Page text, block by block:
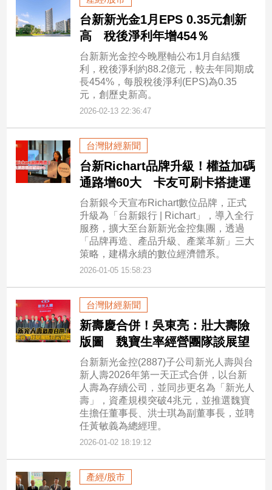
台新新光金1月EPS 0.35元創新
高 稅後淨利年增454％
台新新光金控今晚壓軸公布1月自結獲
利，稅後淨利約88.2億元，較去年同期成
長454%，每股稅後淨利(EPS)為0.35
元，創歷史新高。
2026-02-13 22:36:47
台灣財經新聞
台新Richart品牌升級！權益加碼
通路增60大 卡友可刷卡搭捷運
台新銀今天宣布Richart數位品牌，正式
升級為「台新銀行 | Richart」，導入全行
服務，擴大至台新新光金控集團，透過
「品牌再造、產品升級、產業革新」三大
策略，建構永續的數位經濟體系。
2026-01-05 15:58:23
台灣財經新聞
新壽慶合併！吳東亮：壯大壽險
版圖 魏寶生率經營團隊談展望
台新新光金控(2887)子公司新光人壽與台
新人壽2026年第一天正式合併，以台新
人壽為存續公司，並同步更名為「新光人
壽」，資產規模突破4兆元，並推選魏寶
生擔任董事長、洪士琪為副董事長，並聘
任黃敏義為總經理。
2026-01-02 18:19:12
產經/股市